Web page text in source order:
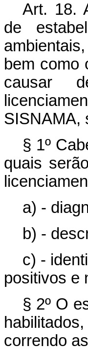
Art. 18.
de
bem como
causar
SISNAMA,
§ 1º
quais
a) -
b) -
c) -
positivos e
§ 2º O
correndo